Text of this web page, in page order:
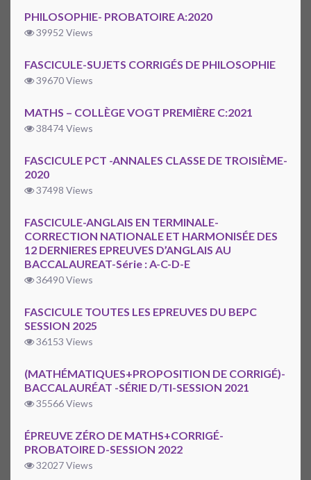
PHILOSOPHIE- PROBATOIRE A:2020
39952 Views
FASCICULE-SUJETS CORRIGÉS DE PHILOSOPHIE
39670 Views
MATHS – COLLÈGE VOGT PREMIÈRE C:2021
38474 Views
FASCICULE PCT -ANNALES CLASSE DE TROISIÈME-
2020
37498 Views
FASCICULE-ANGLAIS EN TERMINALE-
CORRECTION NATIONALE ET HARMONISÉE DES
12 DERNIERES EPREUVES D’ANGLAIS AU
BACCALAUREAT-Série : A-C-D-E
36490 Views
FASCICULE TOUTES LES EPREUVES DU BEPC
SESSION 2025
36153 Views
(MATHÉMATIQUES+PROPOSITION DE CORRIGÉ)-
BACCALAURÉAT -SÉRIE D/TI-SESSION 2021
35566 Views
ÉPREUVE ZÉRO DE MATHS+CORRIGÉ-
PROBATOIRE D-SESSION 2022
32027 Views